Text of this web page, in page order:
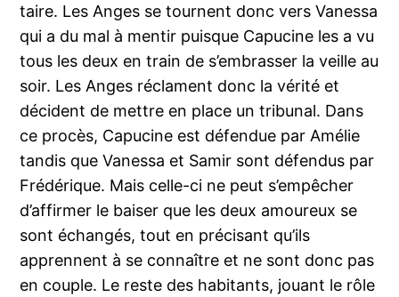
taire. Les Anges se tournent donc vers Vanessa
qui a du mal à mentir puisque Capucine les a vu
tous les deux en train de s’embrasser la veille au
soir. Les Anges réclament donc la vérité et
décident de mettre en place un tribunal. Dans
ce procès, Capucine est défendue par Amélie
tandis que Vanessa et Samir sont défendus par
Frédérique. Mais celle-ci ne peut s’empêcher
d’affirmer le baiser que les deux amoureux se
sont échangés, tout en précisant qu’ils
apprennent à se connaître et ne sont donc pas
en couple. Le reste des habitants, jouant le rôle